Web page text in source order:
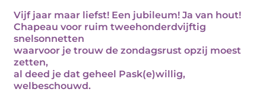
Vijf jaar maar liefst! Een jubileum! Ja van hout!
Chapeau voor ruim tweehonderdvijftig
snelsonnetten
waarvoor je trouw de zondagsrust opzij moest
zetten,
al deed je dat geheel Pask(e)willig,
welbeschouwd.